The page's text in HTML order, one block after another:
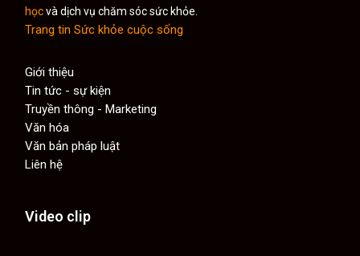
họcvà dịch vụ chăm sóc sức khỏe.
Trang tin Sức khỏe cuộc sống
Giới thiệu
Tin tức - sự kiện
Truyền thông - Marketing
Văn hóa
Văn bản pháp luật
Liên hệ
Video clip